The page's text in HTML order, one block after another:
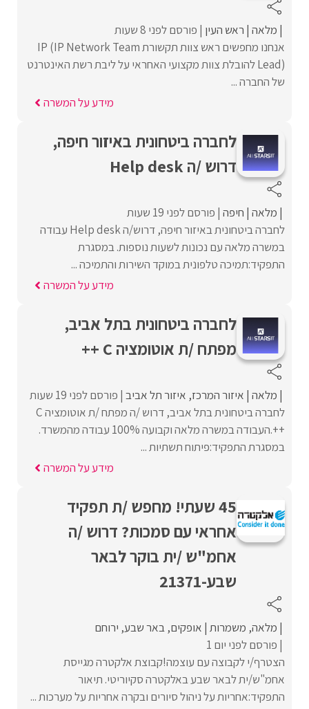
מלאה ראש העין פורסם לפני 8 שעות
אנחנו מחפשים ראש צוות תקשורת IP (IP Network Team
Lead) להובלת צוות מקצועי האחראי על ליבת רשת האינטרנט
של החברה ...
מידע על המשרה
לחברה ביטחונית באיזור חיפה,
דרוש /ה Help desk
מלאה חיפה פורסם לפני 19 שעות
לחברה ביטחונית באיזור חיפה, דרוש/ה Help desk עבודה
במשרה מלאה עם נכונות לשעות נוספות. במסגרת
התפקיד:תמיכה טלפונית במוקד השירות והתמיכה ...
מידע על המשרה
לחברה ביטחונית בתל אביב,
מפתח /ת אוטומציה C ++
מלאה איזור המרכז איזור תל אביב פורסם לפני 19 שעות
לחברה ביטחונית בתל אביב, דרוש /ה מפתח /ת אוטומציה C
++.העבודה במשרה מלאה וקבועה 100% עבודה מהמשרד.
במסגרת התפקיד:פיתוח תשתיות ...
מידע על המשרה
45 שעתי! מחפש /ת תפקיד
אחראי עם סמכות? דרוש /ה
אחמ"ש /ית בוקר לבאר
שבע-21371
מלאה משמרות אופקים באר שבע ירוחם
פורסם לפני יום 1
הצטרף/י לקבוצה עם עוצמה!קבוצת אלקטרה מגייסת
אחמ"ש/ית לבאר שבע באלקטרה סקיוריטי. תיאור
התפקיד:אחריות על ניהול סיורים ובקרה אחריות על מערכות ...